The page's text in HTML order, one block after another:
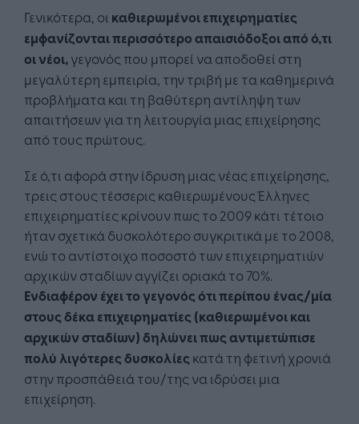
Γενικότερα, οι καθιερωμένοι επιχειρηματίες
εμφανίζονται περισσότερο απαισιόδοξοι από ό,τι
οι νέοι,γεγονός που μπορεί να αποδοθεί στη
μεγαλύτερη εμπειρία, την τριβή με τα καθημερινά
προβλήματα και τη βαθύτερη αντίληψη των
απαιτήσεων για τη λειτουργία μιας επιχείρησης
από τους πρώτους.
Σε ό,τι αφορά στην ίδρυση μιας νέας επιχείρησης,
τρεις στους τέσσερις καθιερωμένους Έλληνες
επιχειρηματίες κρίνουν πως το 2009 κάτι τέτοιο
ήταν σχετικά δυσκολότερο συγκριτικά με το 2008,
ενώ το αντίστοιχο ποσοστό των επιχειρηματιών
αρχικών σταδίων αγγίζει οριακά το 70%.
Ενδιαφέρον έχει το γεγονός ότι περίπου ένας/μία
στους δέκα επιχειρηματίες (καθιερωμένοι και
αρχικών σταδίων) δηλώνει πως αντιμετώπισε
πολύ λιγότερες δυσκολίες κατά τη φετινή χρονιά
στην προσπάθειά του/της να ιδρύσει μια
επιχείρηση.